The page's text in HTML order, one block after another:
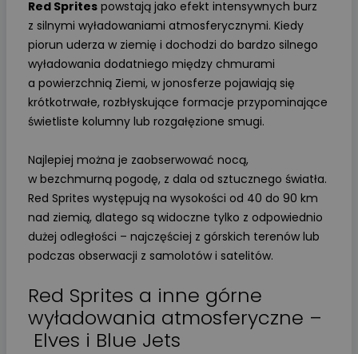
Red Sprites powstają jako efekt intensywnych burz
z silnymi wyładowaniami atmosferycznymi. Kiedy
piorun uderza w ziemię i dochodzi do bardzo silnego
wyładowania dodatniego między chmurami
a powierzchnią Ziemi, w jonosferze pojawiają się
krótkotrwałe, rozbłyskujące formacje przypominające
świetliste kolumny lub rozgałęzione smugi.
Najlepiej można je zaobserwować nocą,
w bezchmurną pogodę, z dala od sztucznego światła.
Red Sprites występują na wysokości od 40 do 90 km
nad ziemią, dlatego są widoczne tylko z odpowiednio
dużej odległości – najczęściej z górskich terenów lub
podczas obserwacji z samolotów i satelitów.
Red Sprites a inne górne
wyładowania atmosferyczne –
Elves i Blue Jets